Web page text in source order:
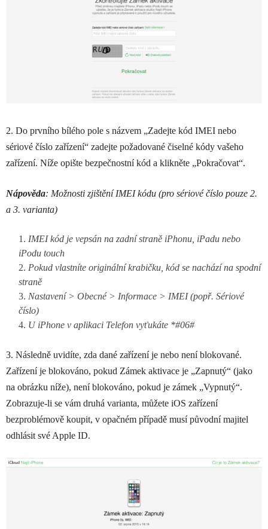
2. Do prvního bílého pole s názvem „Zadejte kód IMEI nebo
sériové číslo zařízení“ zadejte požadované čiselné kódy vašeho
zařízení. Níže opište bezpečnostní kód a klikněte „Pokračovat“.
Nápověda: Možnosti zjištění IMEI kódu (pro sériové číslo pouze 2.
a 3. varianta)
IMEI kód je vepsán na zadní straně iPhonu, iPadu nebo
iPodu touch
Pokud vlastníte originální krabičku, kód se nachází na spodní
straně
Nastavení > Obecné > Informace > IMEI (popř. Sériové
číslo)
U iPhone v aplikaci Telefon vyťukáte *#06#
3. Následně uvidíte, zda dané zařízení je nebo není blokované.
Zařízení je blokováno, pokud Zámek aktivace je „Zapnutý“ (jako
na obrázku níže), není blokováno, pokud je zámek „Vypnutý“.
Zobrazuje-li se vám druhá varianta, můžete iOS zařízení
bezproblémově koupit, v opačném případě musí původní majitel
odhlásit své Apple ID.